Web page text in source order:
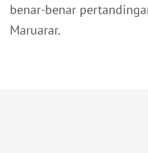
benar-benar
Maruarar.